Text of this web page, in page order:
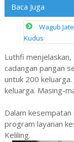
Baca Juga
Wagub
Kudus
Luthfi
cadangan pangan
untuk 200
keluarga. Masing-
Dalam
program layanan
Keliling.